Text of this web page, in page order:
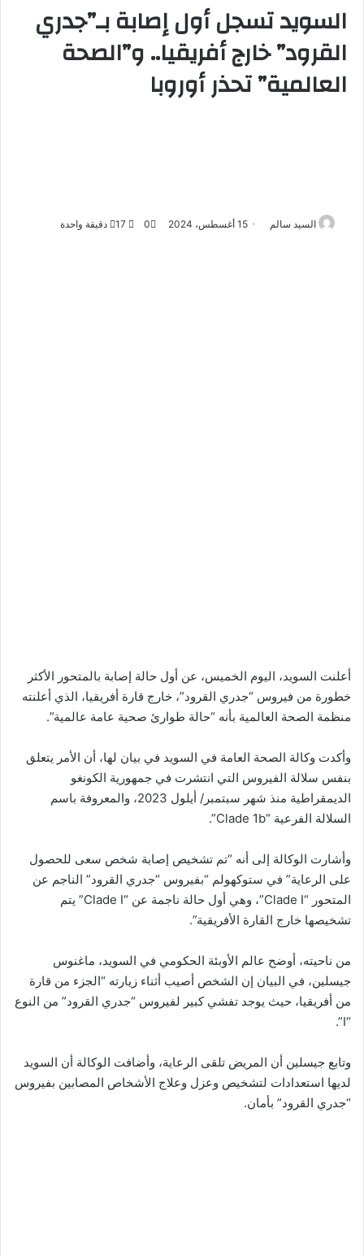
السويد تسجل أول إصابة بـ”جدري
القرود” خارج أفريقيا.. و”الصحة
العالمية” تحذر أوروبا
السيد سالم 15 أغسطس، 2024 0 دقيقة واحدة
أعلنت السويد، اليوم الخميس، عن أول حالة إصابة بالمتحور الأكثر
خطورة من فيروس “جدري القرود”، خارج قارة أفريقيا، الذي أعلنته
منظمة الصحة العالمية بأنه “حالة طوارئ صحية عامة عالمية”.
وأكدت وكالة الصحة العامة في السويد في بيان لها، أن الأمر يتعلق
بنفس سلالة الفيروس التي انتشرت في جمهورية الكونغو
الديمقراطية منذ شهر سبتمبر/ أيلول 2023، والمعروفة باسم
السلالة الفرعية “Clade 1b”.
وأشارت الوكالة إلى أنه “تم تشخيص إصابة شخص سعى للحصول
على الرعاية” في ستوكهولم “بفيروس “جدري القرود” الناجم عن
المتحور “Clade I”، وهي أول حالة ناجمة عن “Clade I” يتم
تشخيصها خارج القارة الأفريقية”.
من ناحيته، أوضح عالم الأوبئة الحكومي في السويد، ماغنوس
جيسلين، في البيان إن الشخص أصيب أثناء زيارته “الجزء من قارة
من أفريقيا، حيث يوجد تفشي كبير لفيروس “جدري القرود” من النوع
“I”.
وتابع جيسلين أن المريض تلقى الرعاية، وأضافت الوكالة أن السويد
لديها استعدادات لتشخيص وعزل وعلاج الأشخاص المصابين بفيروس
“جدري القرود” بأمان.